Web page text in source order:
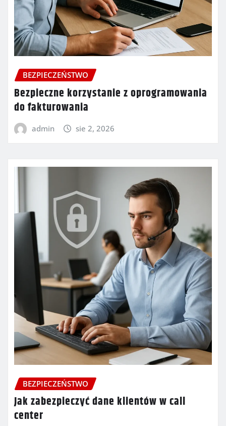
BEZPIECZEŃSTWO
Bezpieczne korzystanie z oprogramowania
do fakturowania
admin sie 2, 2026
BEZPIECZEŃSTWO
Jak zabezpieczyć dane klientów w call
center